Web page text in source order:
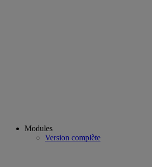
Modules
Version complète